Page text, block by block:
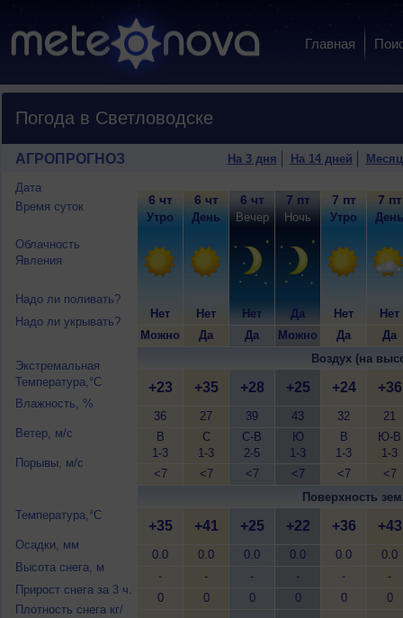
Главная
Погода в Светловодске
АГРОПРОГНОЗ На 3 дня На 14 дней Месяц
Дата
Время суток
Облачность
Явления
Надо ли поливать?
Надо ли укрывать?
Экстремальная
Температура,°C
Влажность, %
Ветер, м/с
Порывы, м/с
Температура,°C
Осадки, мм
Высота снега, м
Прирост снега за 3 ч.
Плотность снега кг/
6 чт
Утро
Нет
Можно
6 чт
День
Нет
Да
6 чт
Вечер
Нет
Да
7 пт
Ночь
Да
Можно
7 пт
Утро
Нет
Да
7 пт
День
Нет
Да
Воздух (на
+23
36
В
1-3
<7
+35
27
С
1-3
<7
+28
39
С-В
2-5
<7
+25
43
Ю
1-3
<7
+24
32
В
1-3
<7
+36
21
Ю-В
1-3
<7
Поверхность
+35
0.0
-
0
+41
0.0
-
0
+25
0.0
-
0
+22
0.0
-
0
+36
0.0
-
0
+43
0.0
-
0